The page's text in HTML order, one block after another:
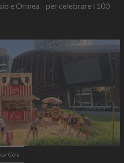
e Ormea per celebrare i 100
Cola